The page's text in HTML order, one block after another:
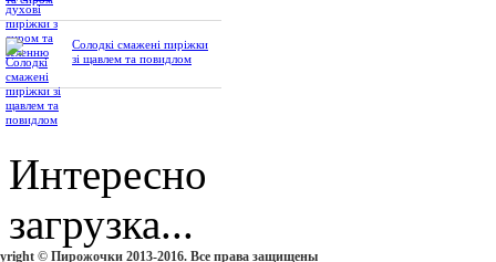
Солодкі смажені пиріжки
зі щавлем та повидлом
Интересно
загрузка...
© Пирожочки 2013-2016. Все права защищены